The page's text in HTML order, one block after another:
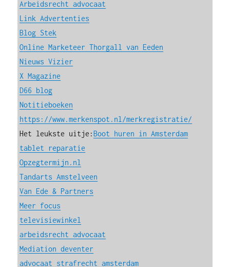
Arbeidsrecht advocaat
Link Advertenties
Blog Stek
Online Marketeer Thorgall van Eeden
Nieuws Vizier
X Magazine
D66 blog
Notitieboeken
https://www.merkenspot.nl/merkregistratie/
Het leukste uitje:Boot huren in Amsterdam
tablet reparatie
Opzegtermijn.nl
Tandarts Amstelveen
Van Ede & Partners
Meer focus
televisiewinkel
arbeidsrecht advocaat
Mediation deventer
advocaat strafrecht amsterdam